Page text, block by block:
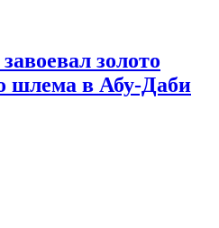
золото
шлема в Абу-Даби